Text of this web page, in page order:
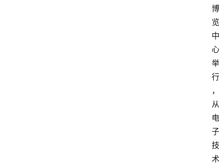
博
览
中
心
举
行
，
从
电
子
技
术